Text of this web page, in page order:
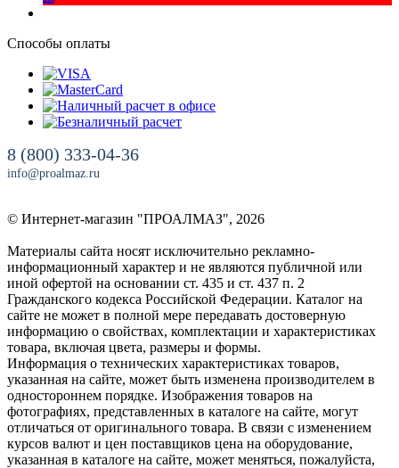
Способы оплаты
8 (800) 333-04-36
info@proalmaz.ru
© Интернет-магазин "ПРОАЛМАЗ", 2026
Материалы сайта носят исключительно рекламно-
информационный характер и не являются публичной или
иной офертой на основании ст. 435 и ст. 437 п. 2
Гражданского кодекса Российской Федерации. Каталог на
сайте не может в полной мере передавать достоверную
информацию о свойствах, комплектации и характеристиках
товара, включая цвета, размеры и формы.
Информация о технических характеристиках товаров,
указанная на сайте, может быть изменена производителем в
одностороннем порядке. Изображения товаров на
фотографиях, представленных в каталоге на сайте, могут
отличаться от оригинального товара. В связи с изменением
курсов валют и цен поставщиков цена на оборудование,
указанная в каталоге на сайте, может меняться, пожалуйста,